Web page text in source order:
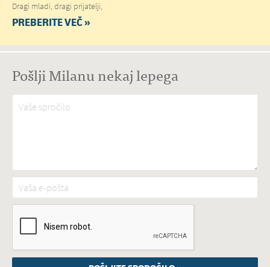
Dragi mladi, dragi prijatelji,
PREBERITE VEČ »
Pošlji Milanu nekaj lepega
Vaše spročilo*
Vaša e-pošta*